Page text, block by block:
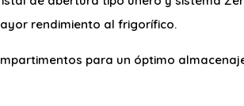
rendimiento al frigorífico.
para un óptimo